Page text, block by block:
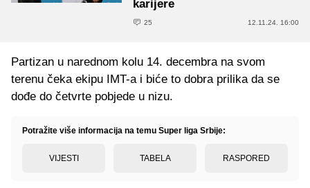
karijere
25 12.11.24. 16:00
Partizan u narednom kolu 14. decembra na svom
terenu čeka ekipu IMT-a i biće to dobra prilika da se
dođe do četvrte pobjede u nizu.
Potražite više informacija na temu Super liga Srbije:
VIJESTI TABELA RASPORED